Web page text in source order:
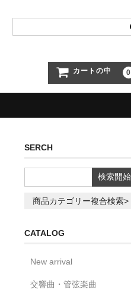
カートの中 0
SERCH
商品カテゴリー複合検索>
CATALOG
New arrival
交響曲・管弦楽曲